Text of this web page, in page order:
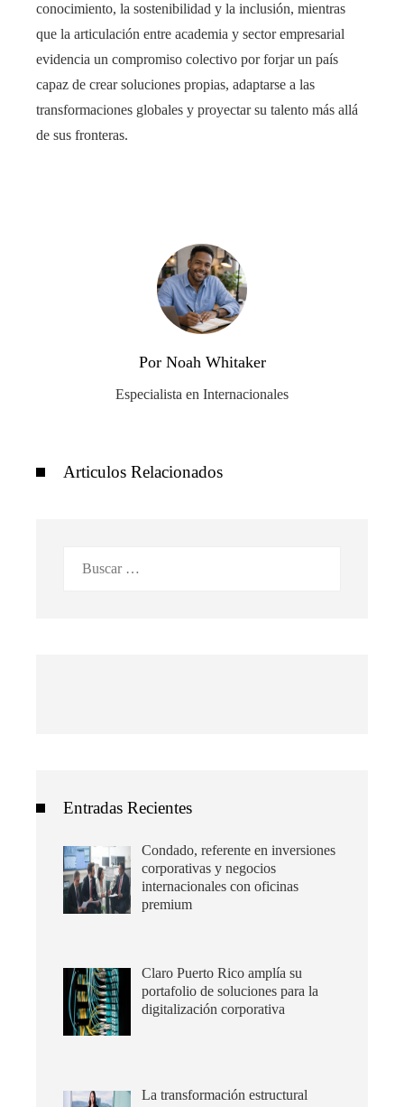
conocimiento, la sostenibilidad y la inclusión, mientras
que la articulación entre academia y sector empresarial
evidencia un compromiso colectivo por forjar un país
capaz de crear soluciones propias, adaptarse a las
transformaciones globales y proyectar su talento más allá
de sus fronteras.
Por Noah Whitaker
Especialista en Internacionales
Articulos Relacionados
Entradas Recientes
Condado, referente en inversiones
corporativas y negocios
internacionales con oficinas
premium
Claro Puerto Rico amplía su
portafolio de soluciones para la
digitalización corporativa
La transformación estructural